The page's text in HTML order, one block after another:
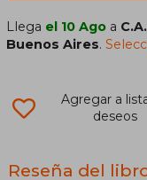
Llega el 10 Ago a
Buenos Aires.
Agregar a
deseos
Reseña del